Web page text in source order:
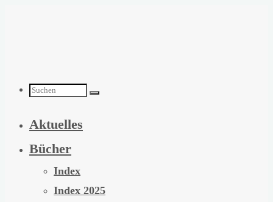
Suchen
nach:
Aktuelles
Bücher
Index
Index 2025